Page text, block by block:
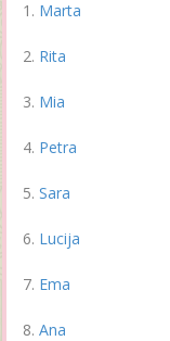
Marta
Rita
Mia
Petra
Sara
Lucija
Ema
Ana